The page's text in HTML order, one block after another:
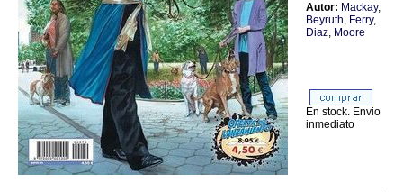
Autor: Mackay,
Beyruth, Ferry,
Diaz, Moore
En stock. Envio
inmediato